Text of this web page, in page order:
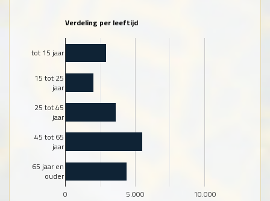
Verdeling per leeftijd
0 5.000 10.000
tot 15 jaar
15 tot 25
jaar
25 tot 45
jaar
45 tot 65
jaar
65 jaar en
ouder